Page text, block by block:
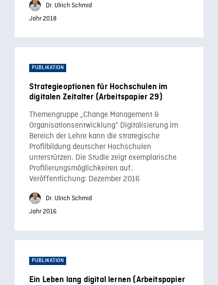
Dr. Ulrich Schmid
Jahr 2018
PUBLIKATION
Strategieoptionen für Hochschulen im
digitalen Zeitalter (Arbeitspapier 29)
Themengruppe „Change Management &
Organisationsentwicklung“ Digitalisierung im
Bereich der Lehre kann die strategische
Profilbildung deutscher Hochschulen
unterstützen. Die Studie zeigt exemplarische
Profilierungsmöglichkeiten auf.
Veröffentlichung: Dezember 2016
Dr. Ulrich Schmid
Jahr 2016
PUBLIKATION
Ein Leben lang digital lernen (Arbeitspapier